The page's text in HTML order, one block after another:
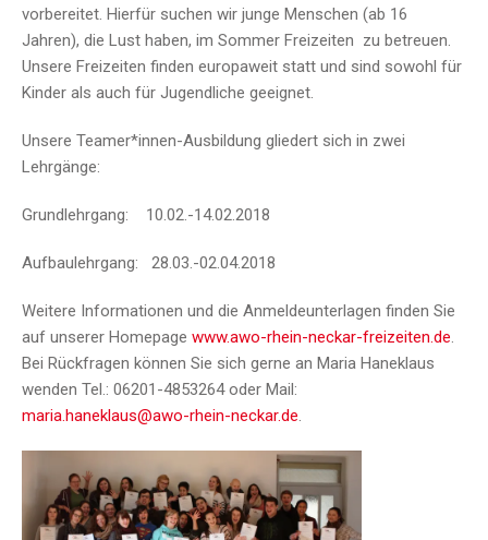
vorbereitet. Hierfür suchen wir junge Menschen (ab 16
Jahren), die Lust haben, im Sommer Freizeiten zu betreuen.
Unsere Freizeiten finden europaweit statt und sind sowohl für
Kinder als auch für Jugendliche geeignet.
Unsere Teamer*innen-Ausbildung gliedert sich in zwei
Lehrgänge:
Grundlehrgang: 10.02.-14.02.2018
Aufbaulehrgang: 28.03.-02.04.2018
Weitere Informationen und die Anmeldeunterlagen finden Sie
auf unserer Homepage www.awo-rhein-neckar-freizeiten.de.
Bei Rückfragen können Sie sich gerne an Maria Haneklaus
wenden Tel.: 06201-4853264 oder Mail:
maria.haneklaus@awo-rhein-neckar.de.